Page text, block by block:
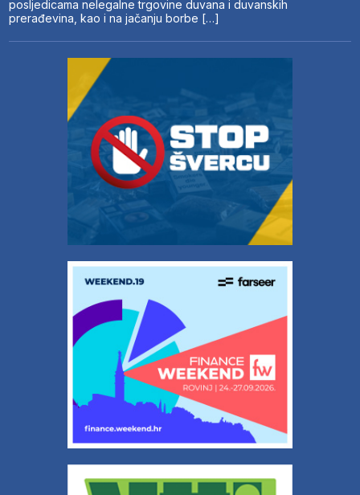
posljedicama nelegalne trgovine duvana i duvanskih
prerađevina, kao i na jačanju borbe […]